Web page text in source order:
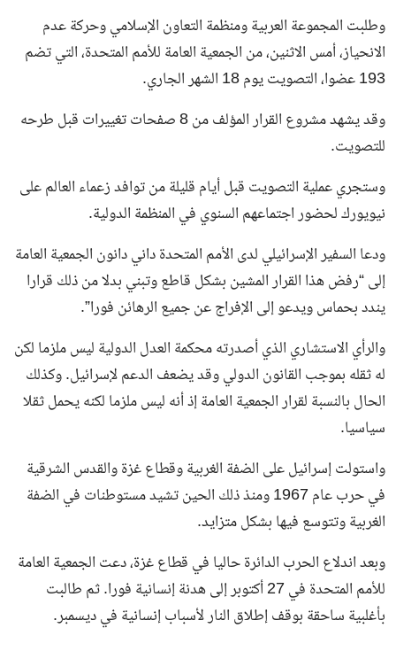
وطلبت المجموعة العربية ومنظمة التعاون الإسلامي وحركة عدم
الانحياز، أمس الاثنين، من الجمعية العامة للأمم المتحدة، التي تضم
193 عضوا، التصويت يوم 18 الشهر الجاري.
وقد يشهد مشروع القرار المؤلف من 8 صفحات تغييرات قبل طرحه
للتصويت.
وستجري عملية التصويت قبل أيام قليلة من توافد زعماء العالم على
نيويورك لحضور اجتماعهم السنوي في المنظمة الدولية.
ودعا السفير الإسرائيلي لدى الأمم المتحدة داني دانون الجمعية العامة
إلى “رفض هذا القرار المشين بشكل قاطع وتبني بدلا من ذلك قرارا
يندد بحماس ويدعو إلى الإفراج عن جميع الرهائن فورا”.
والرأي الاستشاري الذي أصدرته محكمة العدل الدولية ليس ملزما لكن
له ثقله بموجب القانون الدولي وقد يضعف الدعم لإسرائيل. وكذلك
الحال بالنسبة لقرار الجمعية العامة إذ أنه ليس ملزما لكنه يحمل ثقلا
سياسيا.
واستولت إسرائيل على الضفة الغربية وقطاع غزة والقدس الشرقية
في حرب عام 1967 ومنذ ذلك الحين تشيد مستوطنات في الضفة
الغربية وتتوسع فيها بشكل متزايد.
وبعد اندلاع الحرب الدائرة حاليا في قطاع غزة، دعت الجمعية العامة
للأمم المتحدة في 27 أكتوبر إلى هدنة إنسانية فورا. ثم طالبت
بأغلبية ساحقة بوقف إطلاق النار لأسباب إنسانية في ديسمبر.